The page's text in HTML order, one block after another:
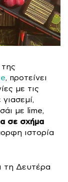
, προτείνει
με τις
με lime,
σε σχήμα
ιστορία
τη Δευτέρα